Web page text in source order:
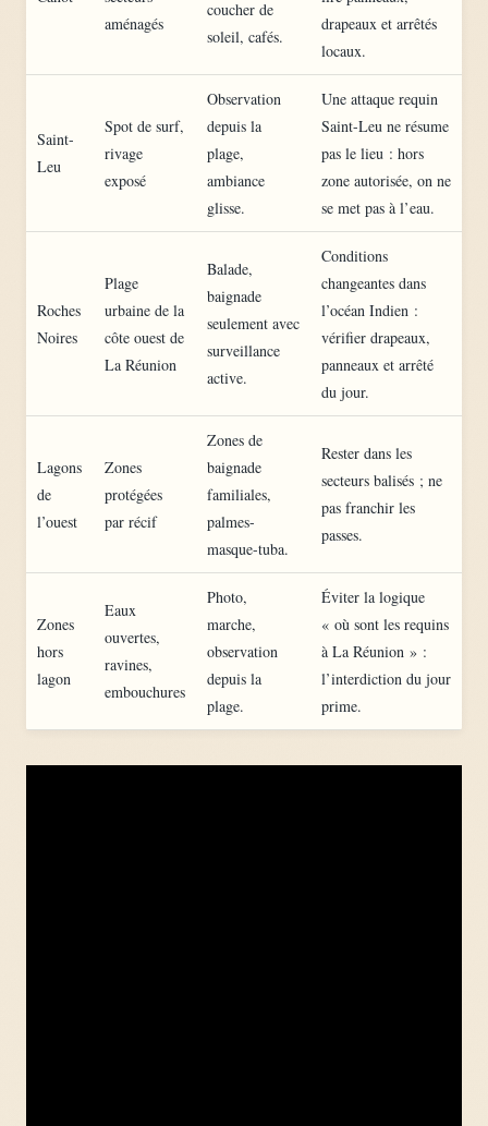
aménagés
coucher de
soleil, cafés.
drapeaux et arrêtés
locaux.
Saint-
Leu
Spot de surf,
rivage
exposé
Observation
depuis la
plage,
ambiance
glisse.
Une attaque requin
Saint-Leu ne résume
pas le lieu : hors
zone autorisée, on ne
se met pas à l’eau.
Roches
Noires
Plage
urbaine de la
côte ouest de
La Réunion
Balade,
baignade
seulement avec
surveillance
active.
Conditions
changeantes dans
l’océan Indien :
vérifier drapeaux,
panneaux et arrêté
du jour.
Lagons
de
l’ouest
Zones
protégées
par récif
Zones de
baignade
familiales,
palmes-
masque-tuba.
Rester dans les
secteurs balisés ; ne
pas franchir les
passes.
Zones
hors
lagon
Eaux
ouvertes,
ravines,
embouchures
Photo,
marche,
observation
depuis la
plage.
Éviter la logique
« où sont les requins
à La Réunion » :
l’interdiction du jour
prime.